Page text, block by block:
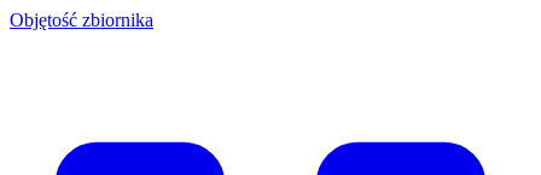
Objętość zbiornika